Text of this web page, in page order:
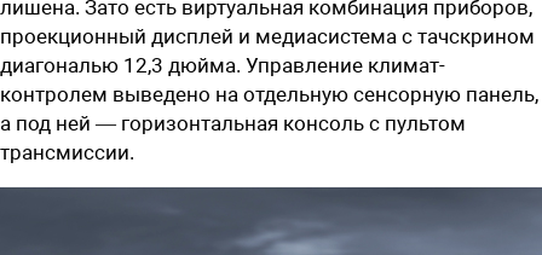
лишена. Зато есть виртуальная комбинация приборов,
проекционный дисплей и медиасистема с тачскрином
диагональю 12,3 дюйма. Управление климат-
контролем выведено на отдельную сенсорную панель,
а под ней — горизонтальная консоль с пультом
трансмиссии.